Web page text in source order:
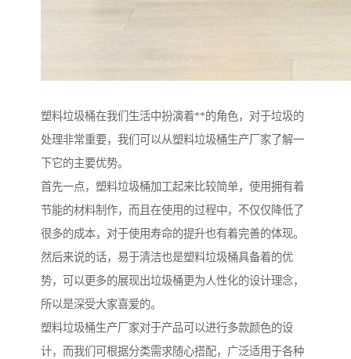
塑料垃圾桶在我们生活中扮演着**的角色，对于垃圾的
处理非常重要，我们可以从塑料垃圾桶生产厂家了解一
下它的主要优势。
首先一点，塑料垃圾桶加工起来比较简单，使用拥有着
节能的材料制作，而且在使用的过程中，不仅仅降低了
很多的成本，对于使用寿命的提升也有着完善的体现。
然后来说的话，易于清洁也是塑料垃圾桶具备着的优
势，可以更多的展现出垃圾桶更为人性化的设计理念，
所以是深受大家喜爱的。
塑料垃圾桶生产厂家对于产品可以进行多款颜色的设
计，而我们可根据分类需求随心搭配，广泛适用于各种